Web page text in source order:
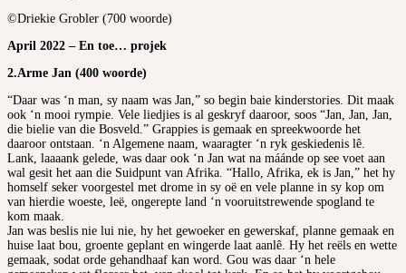
©Driekie Grobler (700 woorde)
April 2022 – En toe… projek
2.Arme Jan (400 woorde)
“Daar was ‘n man, sy naam was Jan,” so begin baie kinderstories. Dit maak
ook ‘n mooi rympie. Vele liedjies is al geskryf daaroor, soos “Jan, Jan, Jan,
die bielie van die Bosveld.” Grappies is gemaak en spreekwoorde het
daaroor ontstaan. ‘n Algemene naam, waaragter ‘n ryk geskiedenis lê.
Lank, laaaank gelede, was daar ook ‘n Jan wat na máánde op see voet aan
wal gesit het aan die Suidpunt van Afrika. “Hallo, Afrika, ek is Jan,” het hy
homself seker voorgestel met drome in sy oë en vele planne in sy kop om
van hierdie woeste, leë, ongerepte land ‘n vooruitstrewende spogland te
kom maak.
Jan was beslis nie lui nie, hy het gewoeker en gewerskaf, planne gemaak en
huise laat bou, groente geplant en wingerde laat aanlê. Hy het reëls en wette
gemaak, sodat orde gehandhaaf kan word. Gou was daar ‘n hele